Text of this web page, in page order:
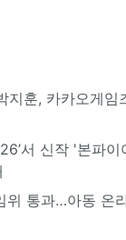
지훈, 카카오게임
서 신작 '본파
위 통과…아동 온